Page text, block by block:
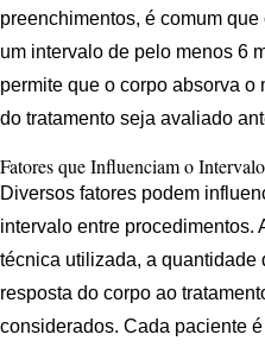
preenchimentos, é comum
um intervalo de pelo menos 6
permite que o corpo absorva
do tratamento seja avaliado
Fatores que Influenciam o Intervalo
Diversos fatores podem
intervalo entre procedimentos.
técnica utilizada, a quantidade
resposta do corpo ao
considerados. Cada paciente